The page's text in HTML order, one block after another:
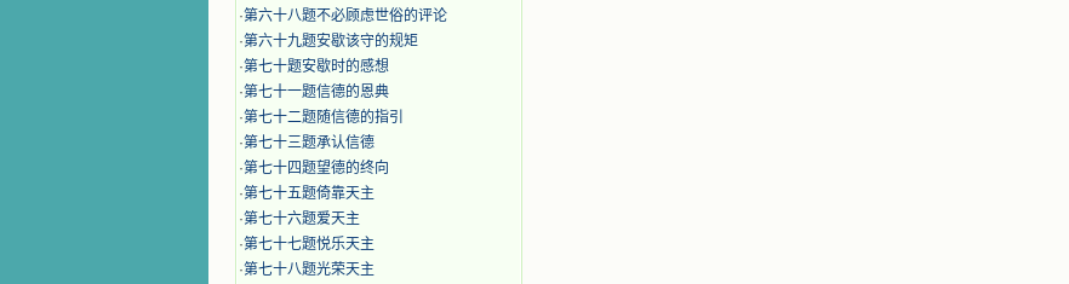
·第六十八题不必顾虑世俗的评论
·第六十九题安歇该守的规矩
·第七十题安歇时的感想
·第七十一题信德的恩典
·第七十二题随信德的指引
·第七十三题承认信德
·第七十四题望德的终向
·第七十五题倚靠天主
·第七十六题爱天主
·第七十七题悦乐天主
·第七十八题光荣天主